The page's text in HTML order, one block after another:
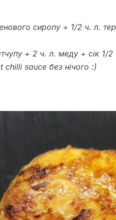
сиропу + 1/2 ч. л.
+ 2 ч. л. меду + сік 1/2
chilli sauce без нічого :)